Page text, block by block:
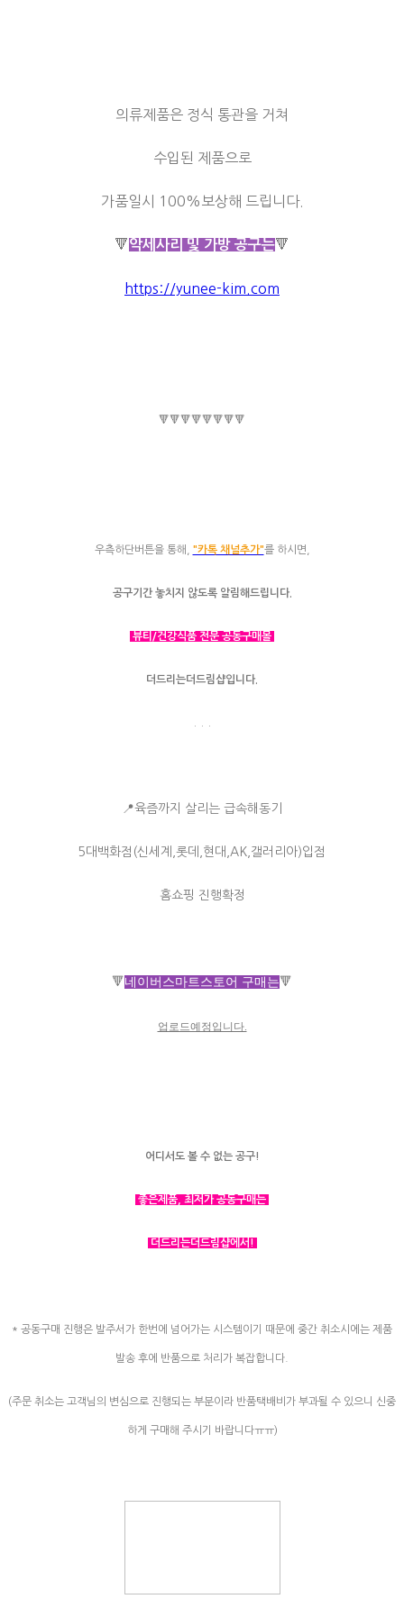
의류제품은 정식 통관을 거쳐
수입된 제품으로
가품일시 100%보상해 드립니다.
🔻 악세사리 및 가방 공구는🔻
https://yunee-kim.com
🔻🔻🔻🔻🔻🔻🔻🔻
우측하단버튼을 통해, "카톡 채널추가"를 하시면,
공구기간 놓치지 않도록 알림해드립니다.
뷰티/건강식품 전문 공동구매몰
더드리는더드림샵입니다.
📍육즘까지 살리는 급속해동기
5대백화점(신세계,롯데,현대,AK,갤러리아)입점
홈쇼핑 진행확정
🔻 네이버스마트스토어 구매는🔻
업로드예정입니다.
어디서도 볼 수 없는 공구!
좋은제품, 최저가 공동구매는
더드리는더드림샵에서!
* 공동구매 진행은 발주서가 한번에 넘어가는 시스템이기 때문에 중간 취소시에는 제품
발송 후에 반품으로 처리가 복잡합니다.
(주문 취소는 고객님의 변심으로 진행되는 부분이라 반품택배비가 부과될 수 있으니 신중
하게 구매해 주시기 바랍니다ㅠㅠ)